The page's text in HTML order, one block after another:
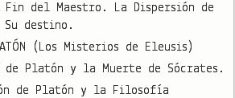
del Maestro. La Dispersión de
destino.
(Los Misterios de Eleusis)
de Platón y la Muerte de Sócrates.
de Platón y la Filosofía